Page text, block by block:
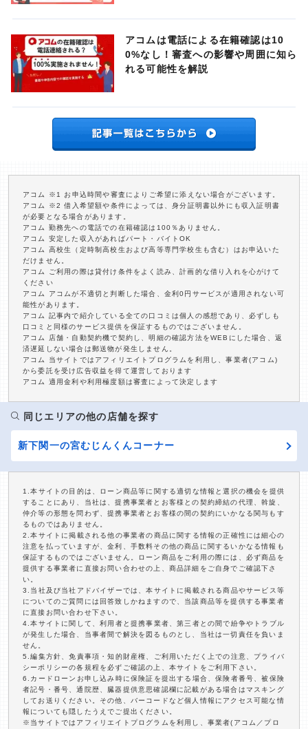
アコムは電話による在籍確認は10
0%なし！審査への影響や周囲に知ら
れる可能性を解説
アコム ※1 お申込時間や審査によりご希望に添えない場合がございます。
アコム ※2 借入希望額や条件によっては、身分証明書以外にも収入証明書
が必要となる場合があります。
アコム 勤務先への電話での在籍確認は100％ありません。
アコム 安定した収入があればパート・バイトOK
アコム 高校生（定時制高校生および高等専門学校生も含む）はお申込いた
だけません。
アコム ご利用の際は貸付け条件をよく読み、計画的な借り入れを心がけて
ください
アコム アコムが不適切と判断した場合、金利0円サービスが適用されない可
能性があります。
アコム 記事内で紹介している全ての口コミは個人の感想であり、必ずしも
口コミと同様のサービス提供を保証するものではございません。
アコム 店舗・自動契約機で契約し、明細の確認方法をWEBにした場合、返
済遅延しない場合は郵送物が発生しません。
アコム 当サイトではアフィリエイトプログラムを利用し、事業者(アコム)
から委託を受け広告収益を得て運営しております
アコム 適用金利や利用極度額は審査によって決定します
同じエリアの他の店舗を探す
新下関一の宮むじんくんコーナー
1.本サイトの目的は、ローン商品等に関する適切な情報と選択の機会を提供
することにあり、当社は、提携事業者とお客様との契約締結の代理、斡旋、
仲介等の形態を問わず、提携事業者とお客様の間の契約にいかなる関与もす
るものではありません。
2.本サイトに掲載される他の事業者の商品に関する情報の正確性には細心の
注意を払っていますが、金利、手数料その他の商品に関するいかなる情報も
保証するものではございません。ローン商品をご利用の際には、必ず商品を
提供する事業者に直接お問い合わせの上、商品詳細をご自身でご確認下さ
い。
3.当社及び当社アドバイザーでは、本サイトに掲載される商品やサービス等
についてのご質問には回答致しかねますので、当該商品等を提供する事業者
に直接お問い合わせ下さい。
4.本サイトに関して、利用者と提携事業者、第三者との間で紛争やトラブル
が発生した場合、当事者間で解決を図るものとし、当社は一切責任を負いま
せん。
5.編集方針、免責事項・知的財産権、ご利用いただく上での注意、プライバ
シーポリシーの各規程を必ずご確認の上、本サイトをご利用下さい。
6.カードローンお申し込み時に保険証を提出する場合、保険者番号、被保険
者記号・番号、通院歴、臓器提供意思確認欄に記載がある場合はマスキング
してお送りください。その他、バーコードなど個人情報にアクセス可能な情
報についても隠したうえでご提出ください。
※当サイトではアフィリエイトプログラムを利用し、事業者(アコム／プロ